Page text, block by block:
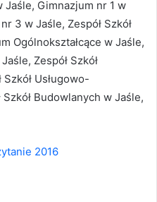
Gimnazjum nr 1 w
3 w Jaśle, Zespół Szkół
Ogólnokształcące w Jaśle,
Zespół Szkół
Usługowo-
Budowlanych w Jaśle,
2016